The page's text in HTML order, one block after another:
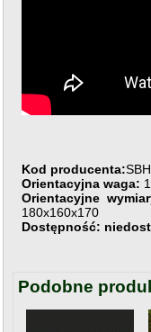
Kod producenta:
Orientacyjna waga:
Orientacyjne
180x160x170
Dostępność:
Podobne